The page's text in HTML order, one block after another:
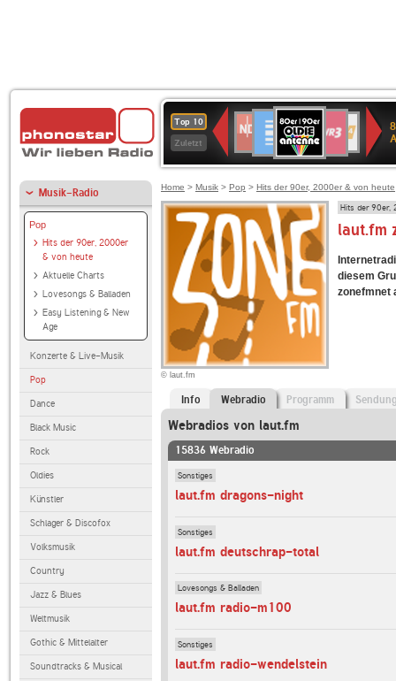
Top 10
Zuletzt
Deutschlandfunk
80er
90er
OLDIE
ANTENNE
SWR3
SWR
Kultur
NDR
2
Musik-Radio
Pop
Hits der 90er, 2000er
& von heute
Aktuelle Charts
Lovesongs & Balladen
Easy Listening & New
Age
Konzerte & Live-Musik
Pop
Dance
Black Music
Rock
Oldies
Künstler
Schlager & Discofox
Volksmusik
Country
Jazz & Blues
Weltmusik
Gothic & Mittelalter
Soundtracks & Musical
Home > Musik > Pop > Hits der 90er, 2000er & von heute
© laut.fm
Hits der 90er,
laut.fm
diesem
zonefmnet
Info Webradio Programm
Webradios von laut.fm
15836 Webradio
Sonstiges
laut.fm dragons-night
Sonstiges
laut.fm deutschrap-total
Lovesongs & Balladen
laut.fm radio-m100
Sonstiges
laut.fm radio-wendelstein